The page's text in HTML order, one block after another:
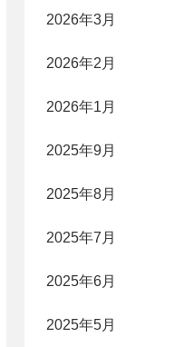
2026年3月
2026年2月
2026年1月
2025年9月
2025年8月
2025年7月
2025年6月
2025年5月